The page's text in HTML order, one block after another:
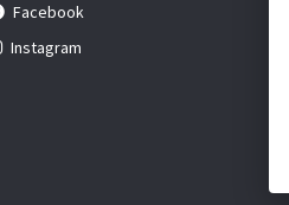
Facebook
Instagram